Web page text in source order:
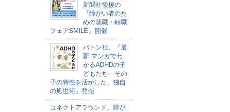
新聞社後援の
『障がい者のた
めの就職・転職
フェアSMILE』開催
バトン社、『最
新 マンガでわ
かるADHDの子
どもたち―その
子の特性を活かした、独自
の処世術』発売
コネクトアラウンド、障が